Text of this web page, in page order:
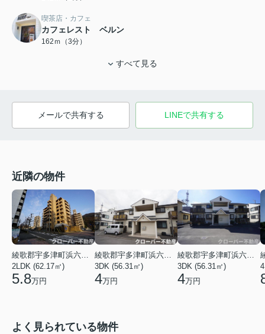
喫茶店・カフェ
カフェレスト ベルン
162ｍ（3分）
すべて見る
メールで共有する LINEで共有する
近隣の物件
綾歌郡宇多津町浜六番丁
2LDK (62.17㎡)
5.8万円
綾歌郡宇多津町浜六番丁
3DK (56.31㎡)
4万円
綾歌郡宇多津町浜六番丁
3DK (56.31㎡)
4万円
よく見られている物件